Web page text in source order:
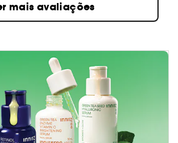
mais avaliações